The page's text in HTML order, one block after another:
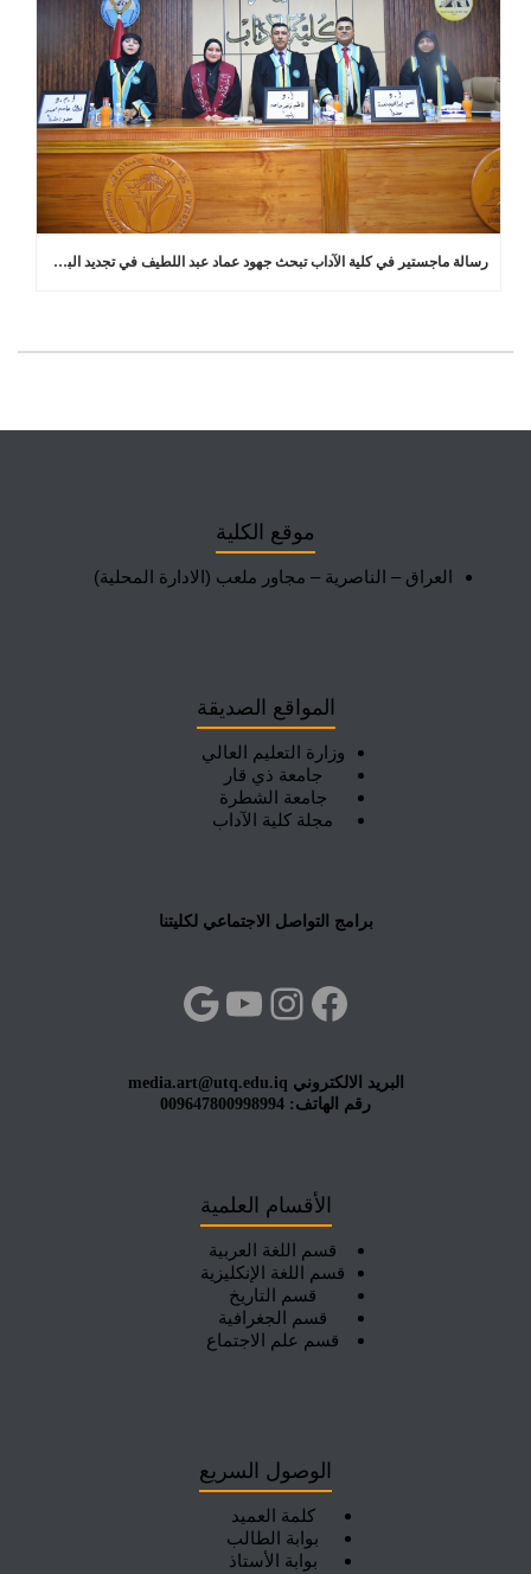
رسالة ماجستير في كلية الآداب تبحث جهود عماد عبد اللطيف في تجديد البلاغة العربية
موقع الكلية
العراق – الناصرية – مجاور ملعب (الادارة المحلية)
المواقع الصديقة
وزارة التعليم العالي
جامعة ذي قار
جامعة الشطرة
مجلة كلية الآداب
برامج التواصل الاجتماعي لكليتنا
فيسبوك
إنستجرام
يوتيوب
البريد الالكتروني media.art@utq.edu.iq
رقم الهاتف: 009647800998994
الأقسام العلمية
قسم اللغة العربية
قسم اللغة الإنكليزية
قسم التاريخ
قسم الجغرافية
قسم علم الاجتماع
الوصول السريع
كلمة العميد
بوابة الطالب
بوابة الأستاذ